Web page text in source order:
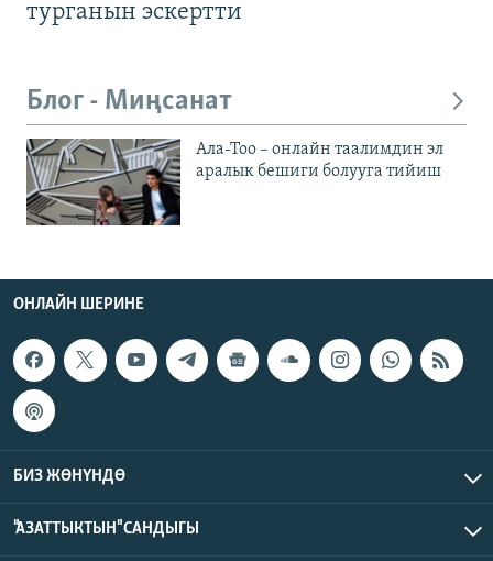
турганын эскертти
Блог - Миңсанат
Ала-Тоо – онлайн таалимдин эл
аралык бешиги болууга тийиш
ОНЛАЙН ШЕРИНЕ
БИЗ ЖӨНҮНДӨ
"АЗАТТЫКТЫН" САНДЫГЫ